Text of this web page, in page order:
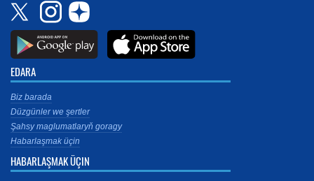
EDARA
Biz barada
Düzgünler we şertler
Şahsy maglumatlaryň goragy
Habarlaşmak üçin
HABARLAŞMAK ÜÇIN